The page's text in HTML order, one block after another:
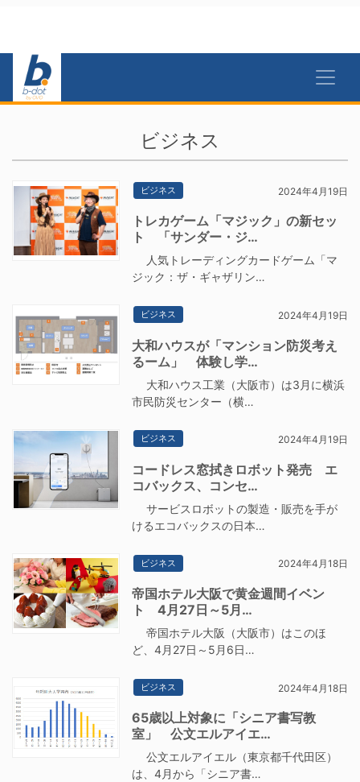
ビジネス
ビジネス 2024年4月19日
トレカゲーム「マジック」の新セッ
ト 「サンダー・ジ…
人気トレーディングカードゲーム「マ
ジック：ザ・ギャザリン…
ビジネス 2024年4月19日
大和ハウスが「マンション防災考え
るーム」 体験し学…
大和ハウス工業（大阪市）は3月に横浜
市民防災センター（横…
ビジネス 2024年4月19日
コードレス窓拭きロボット発売 エ
コバックス、コンセ…
サービスロボットの製造・販売を手が
けるエコバックスの日本…
ビジネス 2024年4月18日
帝国ホテル大阪で黄金週間イベン
ト 4月27日～5月…
帝国ホテル大阪（大阪市）はこのほ
ど、4月27日～5月6日…
ビジネス 2024年4月18日
65歳以上対象に「シニア書写教
室」 公文エルアイエ…
公文エルアイエル（東京都千代田区）
は、4月から「シニア書…